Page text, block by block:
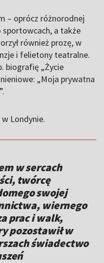
– oprócz różnorodnej
a także
również prozę, w
i felietony teatralne.
biografię „Życie
„Moja prywatna
Londynie.
w sercach
twórcę
swojej
wiernego
prac i walk,
pozostawił w
świadectwo